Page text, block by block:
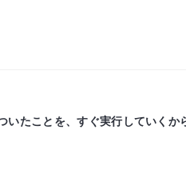
たことを、すぐ実行していくか